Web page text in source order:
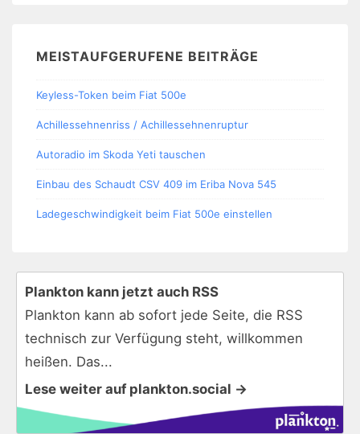
MEISTAUFGERUFENE BEITRÄGE
Keyless-Token beim Fiat 500e
Achillessehnenriss / Achillessehnenruptur
Autoradio im Skoda Yeti tauschen
Einbau des Schaudt CSV 409 im Eriba Nova 545
Ladegeschwindigkeit beim Fiat 500e einstellen
Plankton kann jetzt auch RSS
Plankton kann ab sofort jede Seite, die RSS
technisch zur Verfügung steht, willkommen
heißen. Das...
Lese weiter auf plankton.social →